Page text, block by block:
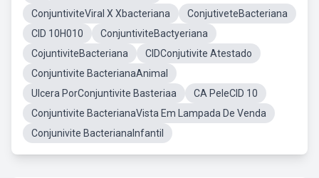
ConjuntiviteViral X Xbacteriana
ConjutiveteBacteriana
CID 10H010
ConjuntiviteBactyeriana
CojuntiviteBacteriana
CIDConjutivite Atestado
Conjuntivite BacterianaAnimal
Ulcera PorConjuntivite Basteriaa
CA PeleCID 10
Conjuntivite BacterianaVista Em Lampada De Venda
Conjunivite BacterianaInfantil